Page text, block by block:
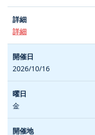
詳細
2026/10/16
金